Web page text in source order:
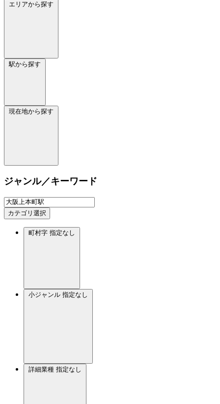
エリアから探す
駅から探す
現在地から探す
ジャンル／キーワード
カテゴリ選択
町村字 指定なし
小ジャンル 指定なし
詳細業種 指定なし